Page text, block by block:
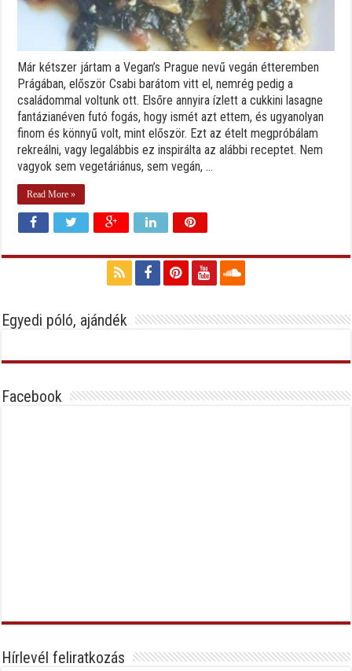
Már kétszer jártam a Vegan’s Prague nevű vegán étteremben
Prágában, először Csabi barátom vitt el, nemrég pedig a
családommal voltunk ott. Elsőre annyira ízlett a cukkini lasagne
fantázianéven futó fogás, hogy ismét azt ettem, és ugyanolyan
finom és könnyű volt, mint először. Ezt az ételt megpróbálam
rekreálni, vagy legalábbis ez inspirálta az alábbi receptet. Nem
vagyok sem vegetáriánus, sem vegán, ...
Read More »
Egyedi póló, ajándék
Facebook
Hírlevél feliratkozás